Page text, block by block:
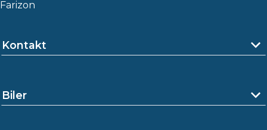
Farizon
Kontakt
Biler